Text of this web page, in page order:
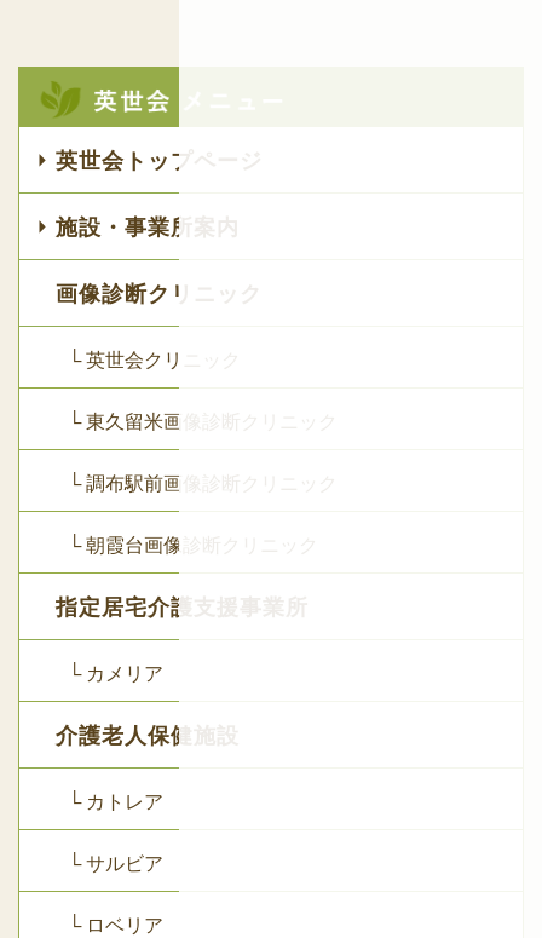
英世会トップページ
施設・事業所案内
画像診断クリニック
└ 英世会クリニック
└ 東久留米画像診断クリニック
└ 調布駅前画像診断クリニック
└ 朝霞台画像診断クリニック
指定居宅介護支援事業所
└ カメリア
介護老人保健施設
└ カトレア
└ サルビア
└ ロベリア